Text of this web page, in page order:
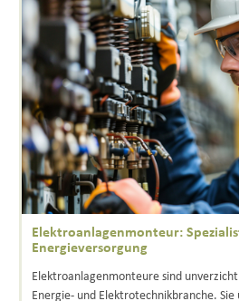
Elektroanlagenmonteur:
Energieversorgung
Elektroanlagenmonteure sind
Energie- und Elektrotechnikbranche.